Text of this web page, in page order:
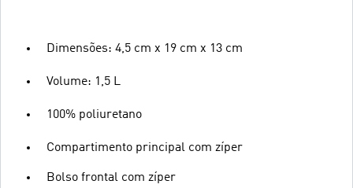
Dimensões: 4,5 cm x 19 cm x 13 cm
Volume: 1,5 L
100% poliuretano
Compartimento principal com zíper
Bolso frontal com zíper